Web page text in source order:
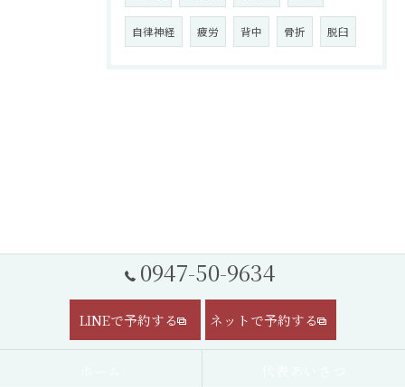
自律神経 疲労 背中 骨折 脱臼
0947-50-9634
LINEで予約する ネットで予約する